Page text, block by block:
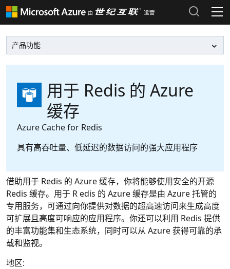
产品和定价
Azure 市场 >
Azure 支持计划 >
Azure 更新 >
Azure 博客 >
登录 Azure 门户
最近搜索历史用于 Redis 的 Azure
缓存
Azure Cache for Redis
具有高吞吐量、低延迟的数据访问的强大应用程序
借助用于 Redis 的 Azure 缓存，你将能够使用安全的开源
Redis 缓存。用于 R edis 的 Azure 缓存是由 Azure 托管的
专用服务，可通过向你提供对数据的超高速访问来生成高度
可扩展且高度可响应的应用程序。你还可以利用 Redis 提供
的丰富功能集和生态系统，同时可以从 Azure 获得可靠的承
载和监视。
地区: